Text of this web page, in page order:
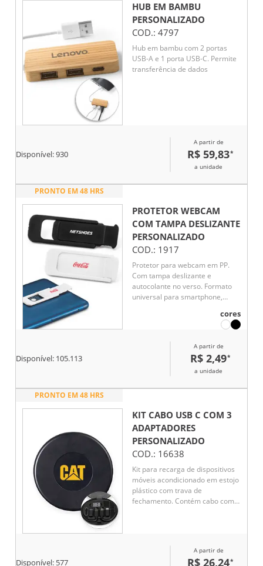
HUB EM BAMBU
PERSONALIZADO
COD.: 4797
Hub em bambu com 2 portas
USB-A e 1 porta USB-C. Permite
transferência de dados
Disponível:930
A partir de
R$ 59,83*
a unidade
PRONTO EM 48 HRS
PROTETOR WEBCAM
COM TAMPA DESLIZANTE
PERSONALIZADO
COD.: 1917
Protetor para webcam em PP.
Com tampa deslizante e
autocolante no verso. Formato
universal para smartphone,
cores
Disponível: 105.113
A partir de
R$ 2,49*
a unidade
PRONTO EM 48 HRS
KIT CABO USB C COM 3
ADAPTADORES
PERSONALIZADO
COD.: 16638
Kit para recarga de dispositivos
móveis acondicionado em estojo
plástico com trava de
fechamento. Contém cabo com
abertura de gaveta de cartão
Disponível: 577
A partir de
R$ 26,24*